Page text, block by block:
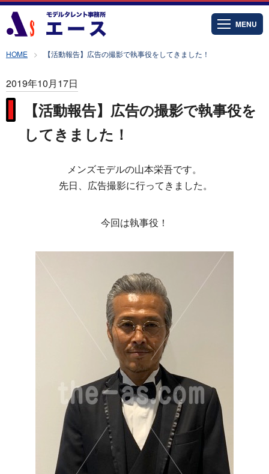
MENU
HOME 【活動報告】広告の撮影で執事役をしてきました！
2019年10月17日
【活動報告】広告の撮影で執事役を
してきました！
メンズモデルの山本栄吾です。
先日、広告撮影に行ってきました。
今回は執事役！